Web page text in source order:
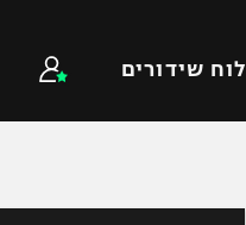
לוח שידורים